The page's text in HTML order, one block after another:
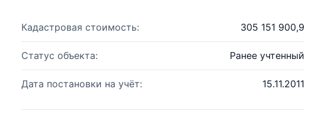
Кадастровая стоимость: 305 151 900,9
Статус объекта: Ранее учтенный
Дата постановки на учёт: 15.11.2011